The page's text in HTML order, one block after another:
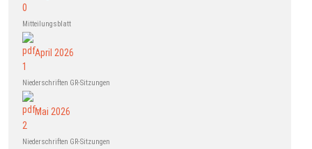
Mitteilungsblatt
April 2026
Niederschriften GR-Sitzungen
Mai 2026
Niederschriften GR-Sitzungen